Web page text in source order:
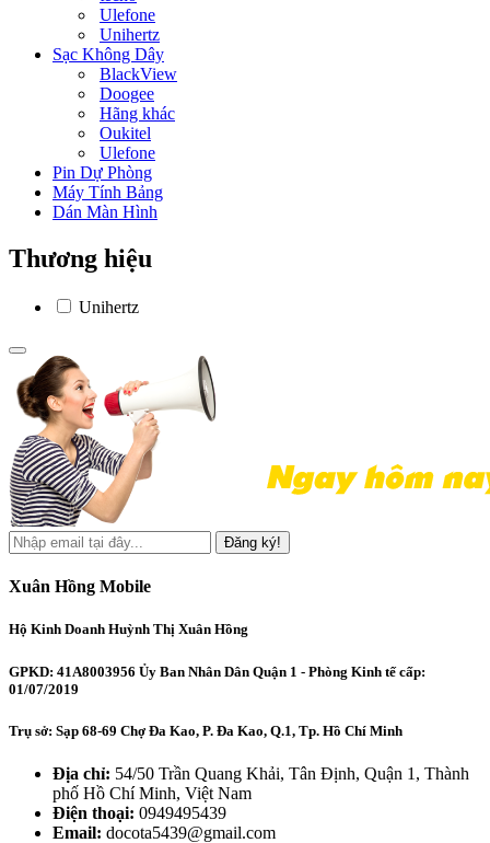
Ulefone
Unihertz
Sạc Không Dây
BlackView
Doogee
Hãng khác
Oukitel
Ulefone
Pin Dự Phòng
Máy Tính Bảng
Dán Màn Hình
Thương hiệu
Unihertz
Đăng ký!
Xuân Hồng Mobile
Hộ Kinh Doanh Huỳnh Thị Xuân Hồng
GPKD: 41A8003956 Ủy Ban Nhân Dân Quận 1 - Phòng Kinh tế cấp:
01/07/2019
Trụ sở: Sạp 68-69 Chợ Đa Kao, P. Đa Kao, Q.1, Tp. Hồ Chí Minh
Địa chỉ: 54/50 Trần Quang Khải, Tân Định, Quận 1, Thành
phố Hồ Chí Minh, Việt Nam
Điện thoại: 0949495439
Email: docota5439@gmail.com